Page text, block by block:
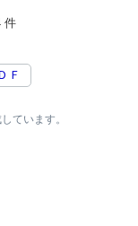
件
Ｆ
ています。